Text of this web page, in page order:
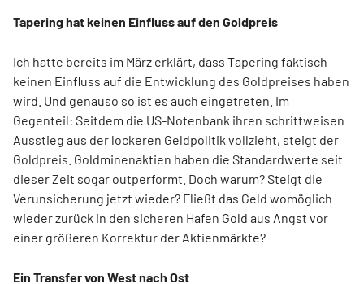
Tapering hat keinen Einfluss auf den Goldpreis
Ich hatte bereits im März erklärt, dass Tapering faktisch
keinen Einfluss auf die Entwicklung des Goldpreises haben
wird. Und genauso so ist es auch eingetreten. Im
Gegenteil: Seitdem die US-Notenbank ihren schrittweisen
Ausstieg aus der lockeren Geldpolitik vollzieht, steigt der
Goldpreis. Goldminenaktien haben die Standardwerte seit
dieser Zeit sogar outperformt. Doch warum? Steigt die
Verunsicherung jetzt wieder? Fließt das Geld womöglich
wieder zurück in den sicheren Hafen Gold aus Angst vor
einer größeren Korrektur der Aktienmärkte?
Ein Transfer von West nach Ost